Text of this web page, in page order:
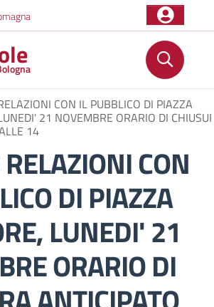
CON IL PUBBLICO DI PIAZZA
21 NOVEMBRE ORARIO DI
14
CON
DI PIAZZA
LUNEDI' 21
ORARIO DI